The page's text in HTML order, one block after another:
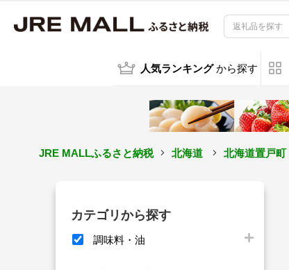
人気ランキング から探す
JRE MALLふるさと納税 北海道 北海道置戸町
カテゴリから探す
調味料・油